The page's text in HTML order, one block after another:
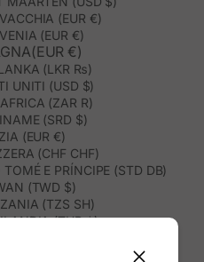
(EUR €)
(EUR €)
€)
(LKR ₨)
UNITI (USD $)
(ZAR R)
(SRD $)
(EUR €)
(CHF CHF)
TOMÉ E PRÍNCIPE (STD DB)
(TWD $)
(TZS SH)
(THB ฿)